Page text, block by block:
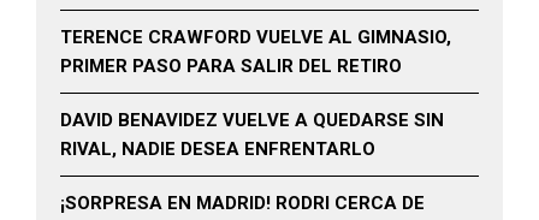
TERENCE CRAWFORD VUELVE AL GIMNASIO,
PRIMER PASO PARA SALIR DEL RETIRO
DAVID BENAVIDEZ VUELVE A QUEDARSE SIN
RIVAL, NADIE DESEA ENFRENTARLO
¡SORPRESA EN MADRID! RODRI CERCA DE